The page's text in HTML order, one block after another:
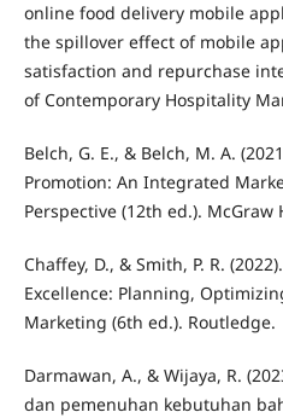
online food delivery mobile
the spillover effect of mobile
satisfaction and repurchase
of Contemporary Hospitality
Belch, G. E., & Belch, M. A.
Promotion: An Integrated
Perspective (12th ed.). McGraw
Chaffey, D., & Smith, P. R.
Excellence: Planning,
Marketing (6th ed.). Routledge.
Darmawan, A., & Wijaya, R.
dan pemenuhan kebutuhan